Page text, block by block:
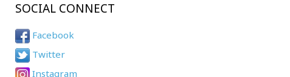
SOCIAL CONNECT
Facebook
Twitter
Instagram